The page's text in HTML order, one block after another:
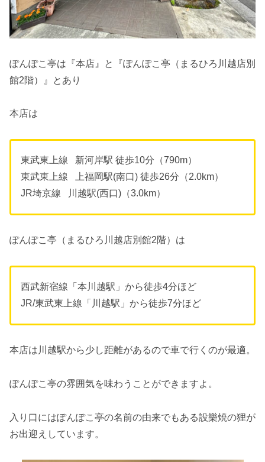
ぽんぽこ亭は『本店』と『ぽんぽこ亭（まるひろ川越店別
館2階）』とあり
本店は
東武東上線 新河岸駅 徒歩10分（790m）
東武東上線 上福岡駅(南口) 徒歩26分（2.0km）
JR埼京線 川越駅(西口)（3.0km）
ぽんぽこ亭（まるひろ川越店別館2階）は
西武新宿線「本川越駅」から徒歩4分ほど
JR/東武東上線「川越駅」から徒歩7分ほど
本店は川越駅から少し距離があるので車で行くのが最適。
ぽんぽこ亭の雰囲気を味わうことができますよ。
入り口にはぽんぽこ亭の名前の由来でもある設樂焼の狸が
お出迎えしています。